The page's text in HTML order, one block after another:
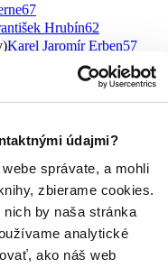
údajmi?
správate, a mohli
zbierame cookies.
nich by naša stránka
analytické
ako náš web
67
Hrubín62
Karel Jaromír Erben57
57
Egmont 3149
1917
1828
1541
964
Oxford University